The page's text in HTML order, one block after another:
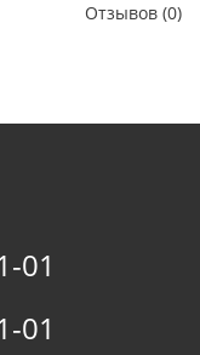
Отзывов (0)
01
01